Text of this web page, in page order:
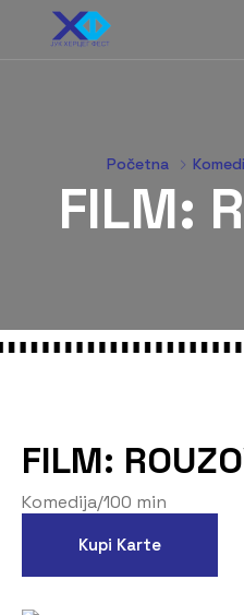
Početna
FILM:
FILM:
Komedija/100 min
Kupi Karte